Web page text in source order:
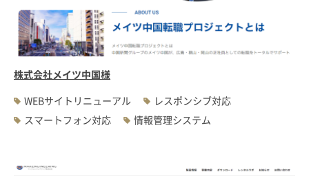
株式会社メイツ中国様
WEBサイトリニューアル
レスポンシブ対応
スマートフォン対応
情報管理システム